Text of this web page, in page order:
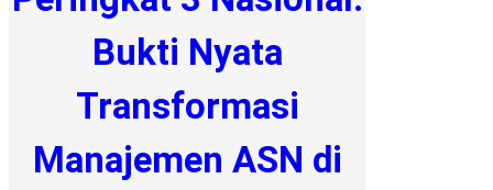
Bukti Nyata
Transformasi
Manajemen ASN di